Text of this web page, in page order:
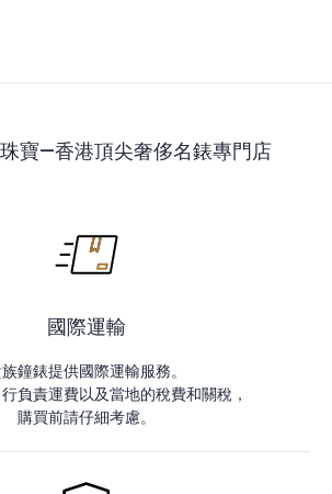
寶—香港頂尖奢侈名錶專門店
國際運輸
鐘錶提供國際運輸服務。
負責運費以及當地的稅費和關稅，
購買前請仔細考慮。